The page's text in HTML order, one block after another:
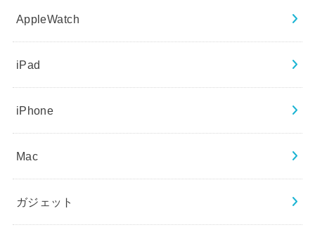
AppleWatch
iPad
iPhone
Mac
ガジェット